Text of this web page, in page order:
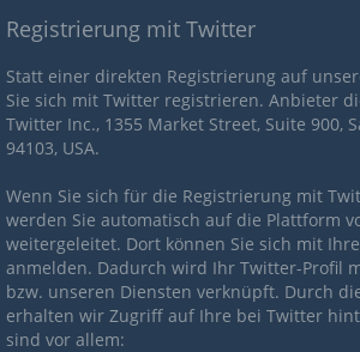
Registrierung mit Twitter
Statt einer direkten Registrierung auf
Sie sich mit Twitter registrieren. Anbieter
Twitter Inc., 1355 Market Street, Suite 900,
94103, USA.
Wenn Sie sich für die Registrierung mit
werden Sie automatisch auf die Plattform
weitergeleitet. Dort können Sie sich mit
anmelden. Dadurch wird Ihr Twitter-Profil
bzw. unseren Diensten verknüpft. Durch
erhalten wir Zugriff auf Ihre bei Twitter
sind vor allem: